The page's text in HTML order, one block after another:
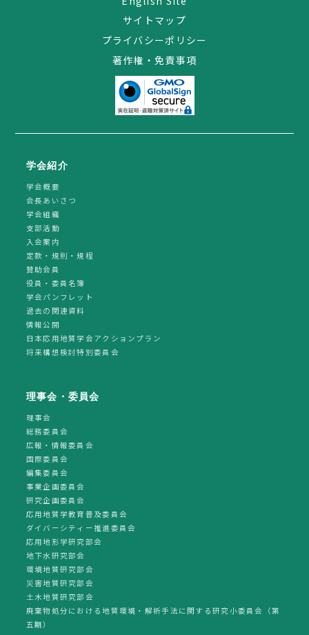
サイトマップ
プライバシーポリシー
著作権・免責事項
学会紹介
学会概要
会長あいさつ
学会組織
支部活動
入会案内
定款・規則・規程
賛助会員
役員・委員名簿
学会パンフレット
過去の関連資料
情報公開
日本応用地質学会アクションプラン
将来構想検討特別委員会
理事会・委員会
理事会
総務委員会
広報・情報委員会
国際委員会
編集委員会
事業企画委員会
研究企画委員会
応用地質学教育普及委員会
ダイバーシティー推進委員会
応用地形学研究部会
地下水研究部会
環境地質研究部会
災害地質研究部会
土木地質研究部会
廃棄物処分における地質環境・解析手法に関する研究小委員会（第
五期）